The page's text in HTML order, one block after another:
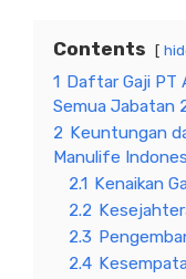
Contents
1 Daftar Gaji PT
Semua Jabatan
2 Keuntungan
Manulife
2.1 Kenaikan
2.2
2.3
2.4